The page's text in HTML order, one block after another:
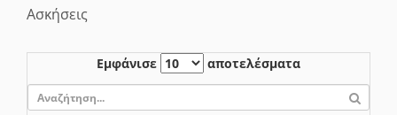
Ασκήσεις
Εμφάνισε αποτελέσματα